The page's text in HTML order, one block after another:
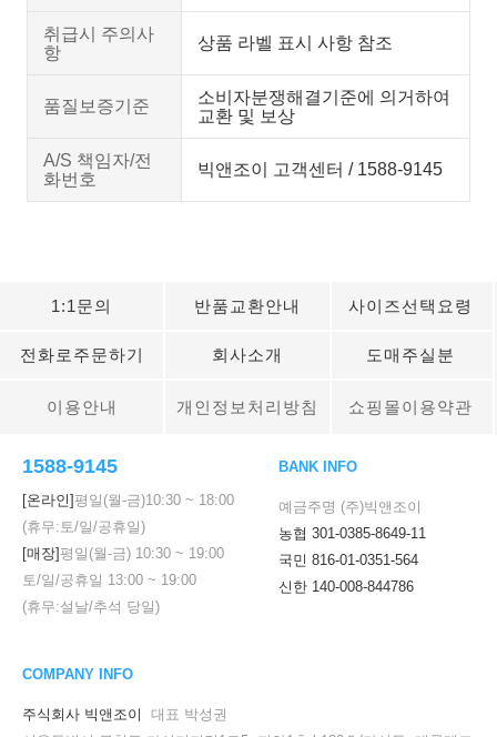
취급시 주의사
항
상품 라벨 표시 사항 참조
품질보증기준
소비자분쟁해결기준에 의거하여
교환 및 보상
A/S 책임자/전
화번호
빅앤조이 고객센터 / 1588-9145
1:1문의 반품교환안내 사이즈선택요령
전화로주문하기 회사소개 도매주실분
이용안내 개인정보처리방침 쇼핑몰이용약관
1588-9145
[온라인]평일(월-금)10:30 ~ 18:00
(휴무:토/일/공휴일)
[매장]평일(월-금) 10:30 ~ 19:00
토/일/공휴일 13:00 ~ 19:00
(휴무:설날/추석 당일)
BANK INFO
예금주명 (주)빅앤조이
농협 301-0385-8649-11
국민 816-01-0351-564
신한 140-008-844786
COMPANY INFO
주식회사 빅앤조이
대표 박성권